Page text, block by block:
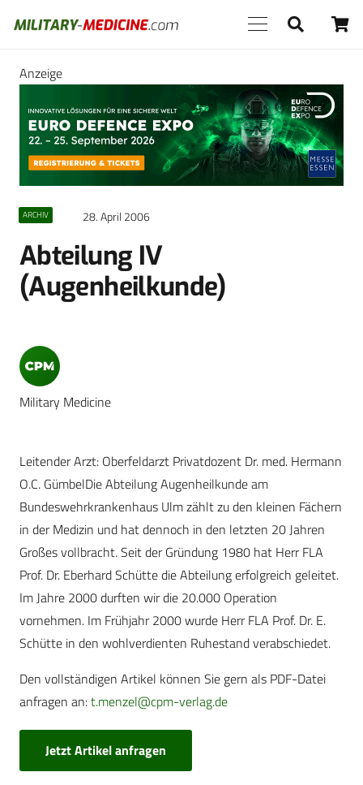
Anzeige
ARCHIV 28. April 2006
Abteilung IV
(Augenheilkunde)
Military Medicine
Leitender Arzt: Oberfeldarzt Privatdozent Dr. med. Hermann
O.C. GümbelDie Abteilung Augenheilkunde am
Bundeswehrkrankenhaus Ulm zählt zu den kleinen Fächern
in der Medizin und hat dennoch in den letzten 20 Jahren
Großes vollbracht. Seit der Gründung 1980 hat Herr FLA
Prof. Dr. Eberhard Schütte die Abteilung erfolgreich geleitet.
Im Jahre 2000 durften wir die 20.000 Operation
vornehmen. Im Frühjahr 2000 wurde Herr FLA Prof. Dr. E.
Schütte in den wohlverdienten Ruhestand verabschiedet.
Den vollständigen Artikel können Sie gern als PDF-Datei
anfragen an:t.menzel@cpm-verlag.de
Jetzt Artikel anfragen